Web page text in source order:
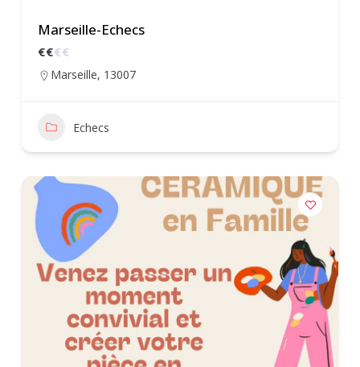
Marseille-Echecs
€€€€
Marseille, 13007
Echecs